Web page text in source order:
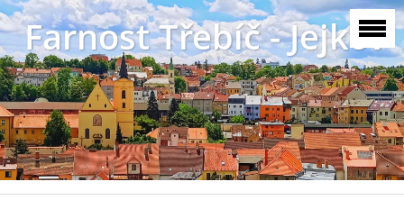
Farnost Třebíč - Jejkov